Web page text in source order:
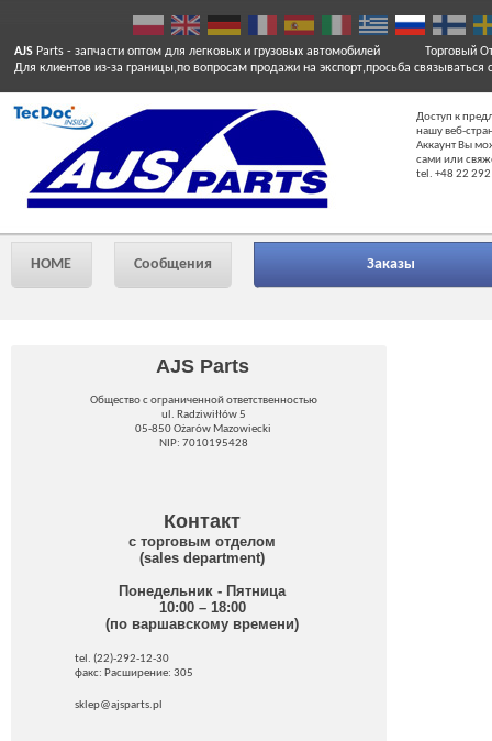
AJS Parts - запчасти оптом для легковых и грузовых автомобилей
Для клиентов из-за границы,по вопросам продажи на экспорт,просьба связываться
Торговый
Доступ к
нашу веб-
Аккаунт Вы
сами или
tel. +48 22
HOME Сообщения Заказы
AJS Parts
Общество с ограниченной ответственностью
ul. Radziwiłłów 5
05-850 Ożarów Mazowiecki
NIP: 7010195428
Контакт
с торговым отделом
(sales department)
Понедельник - Пятница
10:00 – 18:00
(по варшавскому времени)
tel. (22)-292-12-30
факс: Pасширение: 305
sklep@ajsparts.pl